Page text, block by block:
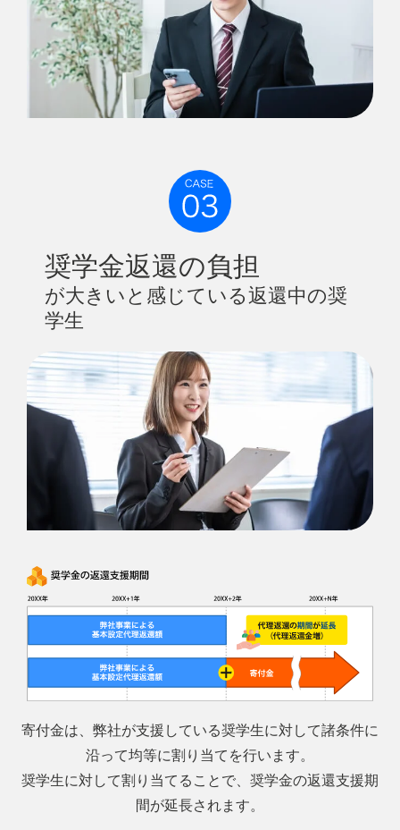
奨学金返還の負担
が大きいと感じている返還中の奨
学生
寄付金は、弊社が支援している奨学生に対して諸条件に
沿って均等に割り当てを行います。
奨学生に対して割り当てることで、奨学金の返還支援期
間が延長されます。